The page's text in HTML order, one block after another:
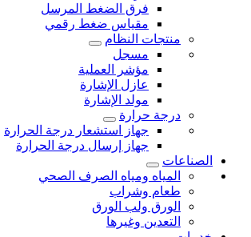
فرق الضغط المرسل
مقياس ضغط رقمي
منتجات النظام
مسجل
مؤشر العملية
عازل الإشارة
مولد الإشارة
درجة حرارة
جهاز استشعار درجة الحرارة
جهاز إرسال درجة الحرارة
الصناعات
المياه ومياه الصرف الصحي
طعام وشراب
الورق ولب الورق
التعدين وغيرها